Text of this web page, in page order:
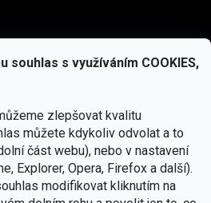
souhlas s využíváním COOKIES,
zlepšovat kvalitu
můžete kdykoliv odvolat a to
část webu), nebo v nastavení
Explorer, Opera, Firefox a další).
modifikovat kliknutím na